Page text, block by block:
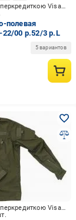
До -10% з суперкредиткою Visa Вигода
полевая
22/00 р.52/3 р.L
5 вариантов
До -10% з суперкредиткою Visa Вигода